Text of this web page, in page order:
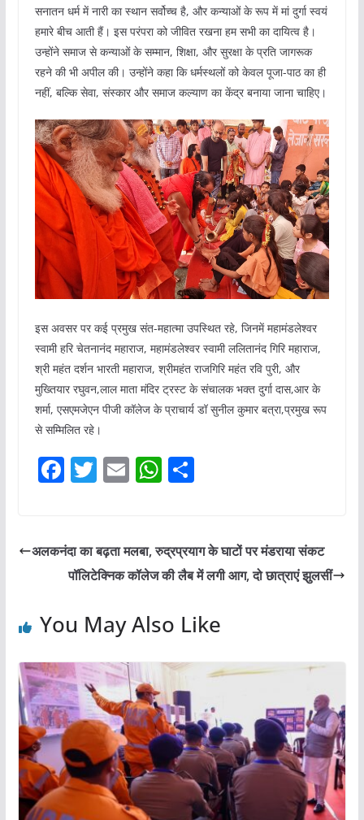
सनातन धर्म में नारी का स्थान सर्वोच्च है, और कन्याओं के रूप में मां दुर्गा स्वयं
हमारे बीच आती हैं। इस परंपरा को जीवित रखना हम सभी का दायित्व है।
उन्होंने समाज से कन्याओं के सम्मान, शिक्षा, और सुरक्षा के प्रति जागरूक
रहने की भी अपील की। उन्होंने कहा कि धर्मस्थलों को केवल पूजा-पाठ का ही
नहीं, बल्कि सेवा, संस्कार और समाज कल्याण का केंद्र बनाया जाना चाहिए।
इस अवसर पर कई प्रमुख संत-महात्मा उपस्थित रहे, जिनमें महामंडलेश्वर
स्वामी हरि चेतनानंद महाराज, महामंडलेश्वर स्वामी ललितानंद गिरि महाराज,
श्री महंत दर्शन भारती महाराज, श्रीमहंत राजगिरि महंत रवि पुरी, और
मुख्तियार रघुवन,लाल माता मंदिर ट्रस्ट के संचालक भक्त दुर्गा दास,आर के
शर्मा, एसएमजेएन पीजी कॉलेज के प्राचार्य डॉ सुनील कुमार बत्रा,प्रमुख रूप
से सम्मिलित रहे।
F
e
b
o
T
er
E
l
W
s
A
p
S
e
अलकनंदा का बढ़ता मलबा, रुद्रप्रयाग के घाटों पर मंडराया संकट
पॉलिटेक्निक कॉलेज की लैब में लगी आग, दो छात्राएं झुलसीं
You May Also Like